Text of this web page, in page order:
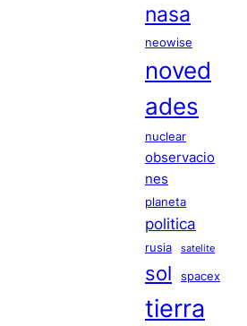
nasa
neowise
noved
ades
nuclear
observacio
nes
planeta
politica
rusia satelite
sol spacex
tierra